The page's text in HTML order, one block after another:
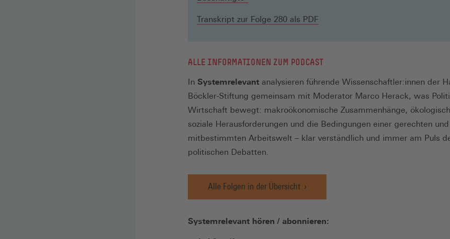
einem
Transkript zur Folge 280 als PDF(Öffnet
neuen
ALLE INFORMATIONEN ZUM PODCAST
In Systemrelevant analysieren führende Wissenschaftler:innen der
Böckler-Stiftung gemeinsam mit Moderator Marco Herack, was
Wirtschaft bewegt: makroökonomische Zusammenhänge,
soziale Herausforderungen und die Bedingungen einer gerechten und
mitbestimmten Arbeitswelt – klar verständlich und immer am Puls
politischen Debatten.
Alle Folgen in der Übersicht
Systemrelevant hören / abonnieren: